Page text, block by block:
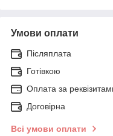
Умови оплати
Післяплата
Готівкою
Оплата за
Договірна
Всі умови оплати